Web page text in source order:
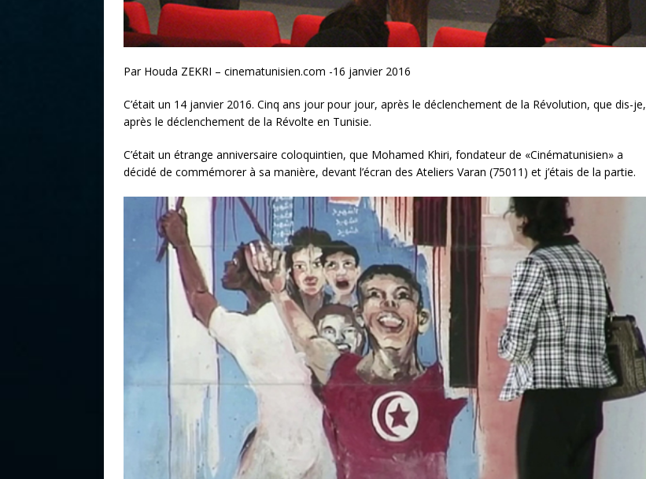
Par Houda ZEKRI – cinematunisien.com -16 janvier 2016
C’était un 14 janvier 2016. Cinq ans jour pour jour, après le déclenchement de la Révolution, que dis-je,
après le déclenchement de la Révolte en Tunisie.
C’était un étrange anniversaire coloquintien, que Mohamed Khiri, fondateur de «Cinématunisien» a
décidé de commémorer à sa manière, devant l’écran des Ateliers Varan (75011) et j’étais de la partie.